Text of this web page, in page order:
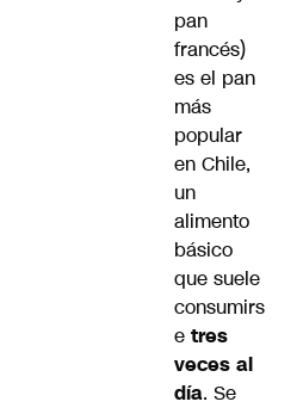
pan
francés)
es el pan
más
popular
en Chile,
un
alimento
básico
que suele
consumirs
e tres
veces al
día. Se